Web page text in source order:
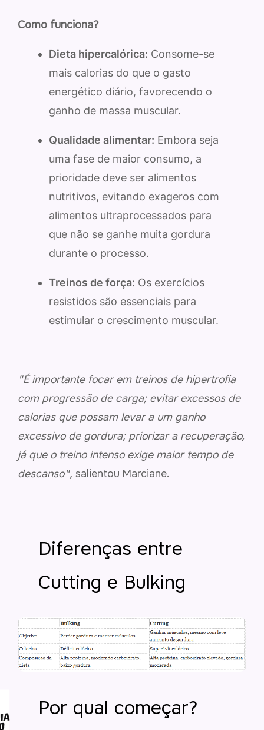
Como funciona?
Dieta hipercalórica: Consome-se
mais calorias do que o gasto
energético diário, favorecendo o
ganho de massa muscular.
Qualidade alimentar: Embora seja
uma fase de maior consumo, a
prioridade deve ser alimentos
nutritivos, evitando exageros com
alimentos ultraprocessados para
que não se ganhe muita gordura
durante o processo.
Treinos de força: Os exercícios
resistidos são essenciais para
estimular o crescimento muscular.
"É importante focar em treinos de hipertrofia
com progressão de carga; evitar excessos de
calorias que possam levar a um ganho
excessivo de gordura; priorizar a recuperação,
já que o treino intenso exige maior tempo de
descanso", salientou Marciane.
Diferenças entre
Cutting e Bulking
Por qual começar?